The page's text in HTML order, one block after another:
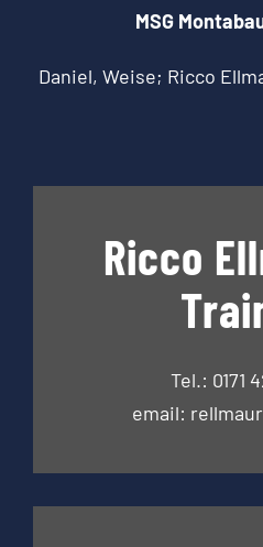
MSG
Daniel, Weise; Ricco
Ricco
Tel.: 0171
email: